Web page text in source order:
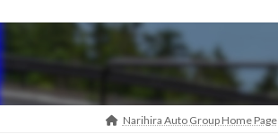
キ
に
Narihira Auto Group Home Page